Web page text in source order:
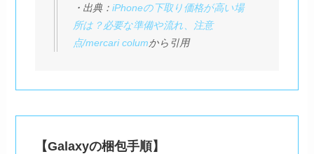
・出典：iPhoneの下取り価格が高い場
所は？必要な準備や流れ、注意
点/mercari columから引用
【Galaxyの梱包手順】